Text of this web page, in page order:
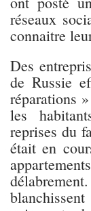
réseaux
connaitre
Des
de Russie
réparations
les
reprises du
était en